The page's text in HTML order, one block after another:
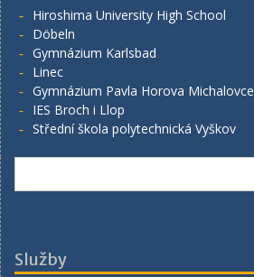
Hiroshima University High School
Döbeln
Gymnázium Karlsbad
Linec
Gymnázium Pavla Horova Michalovce
IES Broch i Llop
Střední škola polytechnická Vyškov
Služby